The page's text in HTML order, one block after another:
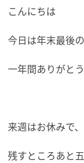
こんにちは
今日は年末最後
一年間ありがと
来週はお休みで
残すところあと